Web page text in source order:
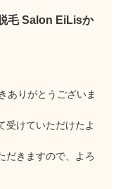
毛 Salon EiLisか
ありがとうございま
受けていただけたよ
だきますので、よろ